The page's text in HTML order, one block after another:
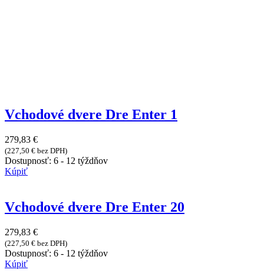
Vchodové dvere Dre Enter 1
279,83 €
(227,50 € bez DPH)
Dostupnosť: 6 - 12 týždňov
Kúpiť
Vchodové dvere Dre Enter 20
279,83 €
(227,50 € bez DPH)
Dostupnosť: 6 - 12 týždňov
Kúpiť